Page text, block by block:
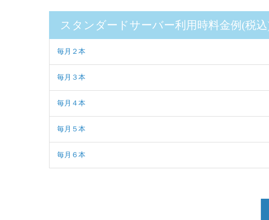
スタンダードサーバー利用時料金例(税
毎月２本
毎月３本
毎月４本
毎月５本
毎月６本